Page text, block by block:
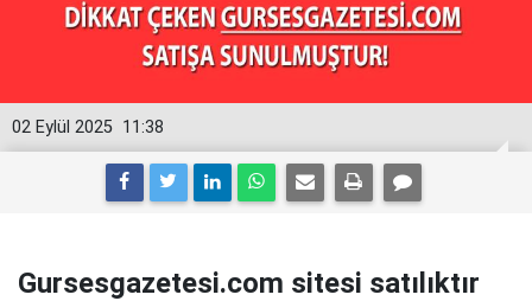
11:38
02 Eylül 2025
Gursesgazetesi.com sitesi satılıktır